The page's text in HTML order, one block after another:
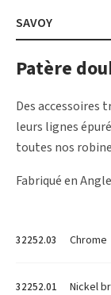
SAVOY
Patère
Des accessoires
leurs lignes
toutes nos
Fabriqué en
32252.03 Chrome
32252.01 Nickel